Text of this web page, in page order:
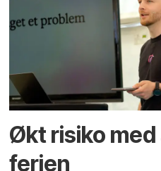
Økt risiko
ferien